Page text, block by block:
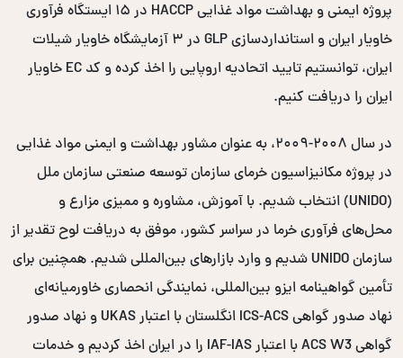
پروژه ایمنی و بهداشت مواد غذایی HACCP در ۱۵ ایستگاه فرآوری
خاویار ایران و استانداردسازی GLP در ۳ آزمایشگاه خاویار شیلات
ایران، توانستیم تایید اتحادیه اروپایی را اخذ کرده و کد EC خاویار
ایران را دریافت کنیم.
در سال ۲۰۰۸-۲۰۰۹، به عنوان مشاور بهداشت و ایمنی مواد غذایی
در پروژه مکانیزاسیون خرمای سازمان توسعه صنعتی سازمان ملل
(UNIDO) انتخاب شدیم. با آموزش، مشاوره و ممیزی مزارع و
محل‌های فرآوری خرما در سراسر کشور، موفق به دریافت لوح تقدیر از
سازمان UNIDO شدیم و وارد بازارهای بین‌المللی شدیم. همچنین برای
تأمین گواهینامه ایزو بین‌المللی، نمایندگی انحصاری خاورمیانه‌ای
نهاد صدور گواهی ICS-ACS انگلستان با اعتبار UKAS و نهاد صدور
گواهی ACS W3 با اعتبار IAF-IAS را در ایران اخذ کردیم و خدمات